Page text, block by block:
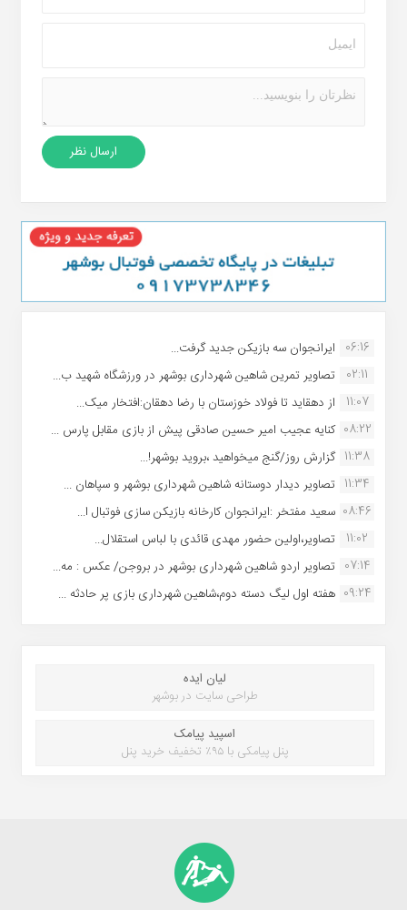
06:16 ایرانجوان سه بازیکن جدید گرفت...
02:11
تصاویر تمرین شاهین شهردارى بوشهر در ورزشگاه شهید ب...
11:07
از دهقاید تا فولاد خوزستان با رضا دهقان:افتخار میک...
08:22 کنایه عجیب امیر حسین صادقی پیش از بازی مقابل پارس ...
11:38 گزارش روز/گنج میخواهید ،بروید بوشهر!...
11:34 تصاویر دیدار دوستانه شاهین شهردارى بوشهر و سپاهان ...
08:46 سعید مفتخر :ایرانجوان کارخانه بازیکن سازی فوتبال ا...
11:02
تصاویر،اولین حضور مهدی قائدی با لباس استقلال...
07:14 تصاویر اردو شاهین شهرداری بوشهر در بروجن/ عکس : مه...
09:24 هفته اول لیگ دسته دوم،شاهین شهرداری بازی پر حادثه ...
لیان ایده
طراحی سایت در بوشهر
اسپید پیامک
پنل پیامکی با ۹۵٪ تخفیف خرید پنل